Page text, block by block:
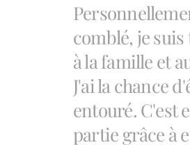
comblé, je
à la famille et
J'ai la chance
entouré. C'est
partie grâce à